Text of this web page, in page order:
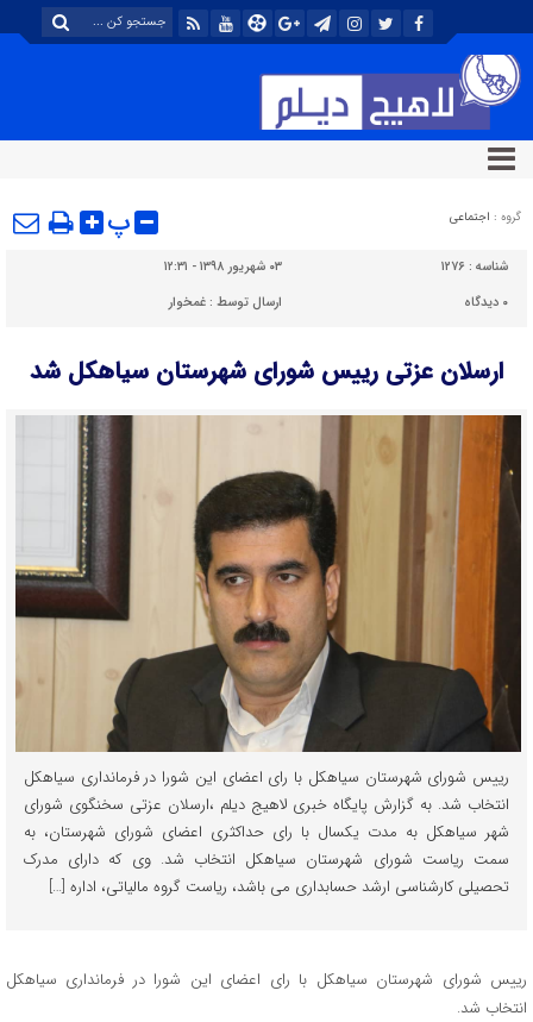
گروه : اجتماعی پ
شناسه : ۱۲۷۶
۰۳ شهریور ۱۳۹۸ - ۱۲:۳۱
۰ دیدگاه ارسال توسط :غمخوار
ارسلان عزتی رییس شورای شهرستان سیاهکل شد
رییس شورای شهرستان سیاهکل با رای اعضای این شورا در فرمانداری سیاهکل
انتخاب شد. به گزارش پایگاه خبری لاهیج دیلم ،ارسلان عزتی سخنگوی شورای
شهر سیاهکل به مدت یکسال با رای حداکثری اعضای شورای شهرستان، به
سمت ریاست شورای شهرستان سیاهکل انتخاب شد. وی که دارای مدرک
تحصیلی کارشناسی ارشد حسابداری می باشد، ریاست گروه مالیاتی، اداره […]
رییس شورای شهرستان سیاهکل با رای اعضای این شورا در فرمانداری سیاهکل
انتخاب شد.